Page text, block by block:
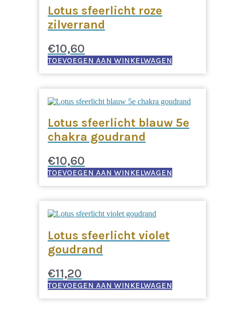
Lotus sfeerlicht roze
zilverrand
€10,60
TOEVOEGEN AAN WINKELWAGEN
Lotus sfeerlicht blauw 5e
chakra goudrand
€10,60
TOEVOEGEN AAN WINKELWAGEN
Lotus sfeerlicht violet
goudrand
€11,20
TOEVOEGEN AAN WINKELWAGEN